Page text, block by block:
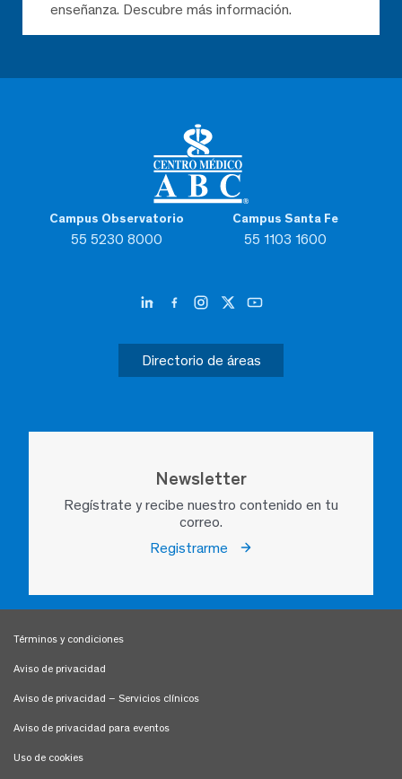
Campus Observatorio
55 5230 8000
Campus Santa Fe
55 1103 1600
Directorio de áreas
Newsletter
Regístrate y recibe nuestro contenido en tu
correo.
Registrarme
enseñanza. Descubre más información.
Términos y condiciones
Aviso de privacidad
Aviso de privacidad – Servicios clínicos
Aviso de privacidad para eventos
Uso de cookies